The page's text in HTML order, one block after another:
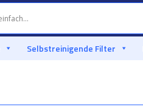
Selbstreinigende Filter